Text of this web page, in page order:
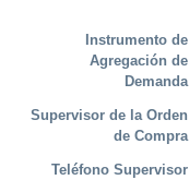
Instrumento de
Agregación de
Demanda
Supervisor de la Orden
de Compra
Teléfono Supervisor